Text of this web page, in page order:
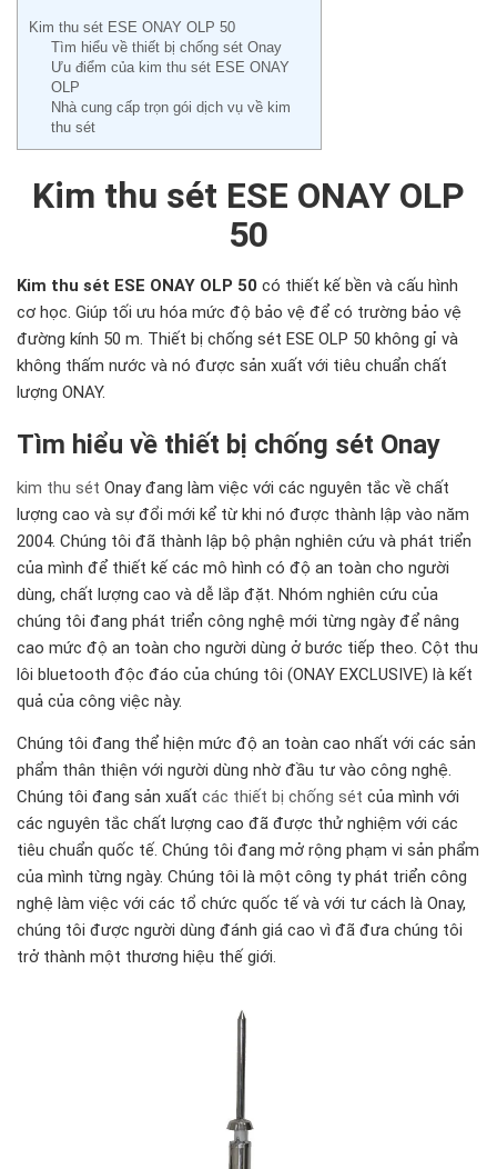
Kim thu sét ESE ONAY OLP 50
Tìm hiểu về thiết bị chống sét Onay
Ưu điểm của kim thu sét ESE ONAY
OLP
Nhà cung cấp trọn gói dịch vụ về kim
thu sét
Kim thu sét ESE ONAY OLP
50
Kim thu sét ESE ONAY OLP 50 có thiết kế bền và cấu hình
cơ học. Giúp tối ưu hóa mức độ bảo vệ để có trường bảo vệ
đường kính 50 m. Thiết bị chống sét ESE OLP 50 không gỉ và
không thấm nước và nó được sản xuất với tiêu chuẩn chất
lượng ONAY.
Tìm hiểu về thiết bị chống sét Onay
kim thu sét Onay đang làm việc với các nguyên tắc về chất
lượng cao và sự đổi mới kể từ khi nó được thành lập vào năm
2004. Chúng tôi đã thành lập bộ phận nghiên cứu và phát triển
của mình để thiết kế các mô hình có độ an toàn cho người
dùng, chất lượng cao và dễ lắp đặt. Nhóm nghiên cứu của
chúng tôi đang phát triển công nghệ mới từng ngày để nâng
cao mức độ an toàn cho người dùng ở bước tiếp theo. Cột thu
lôi bluetooth độc đáo của chúng tôi (ONAY EXCLUSIVE) là kết
quả của công việc này.
Chúng tôi đang thể hiện mức độ an toàn cao nhất với các sản
phẩm thân thiện với người dùng nhờ đầu tư vào công nghệ.
Chúng tôi đang sản xuất các thiết bị chống sét của mình với
các nguyên tắc chất lượng cao đã được thử nghiệm với các
tiêu chuẩn quốc tế. Chúng tôi đang mở rộng phạm vi sản phẩm
của mình từng ngày. Chúng tôi là một công ty phát triển công
nghệ làm việc với các tổ chức quốc tế và với tư cách là Onay,
chúng tôi được người dùng đánh giá cao vì đã đưa chúng tôi
trở thành một thương hiệu thế giới.